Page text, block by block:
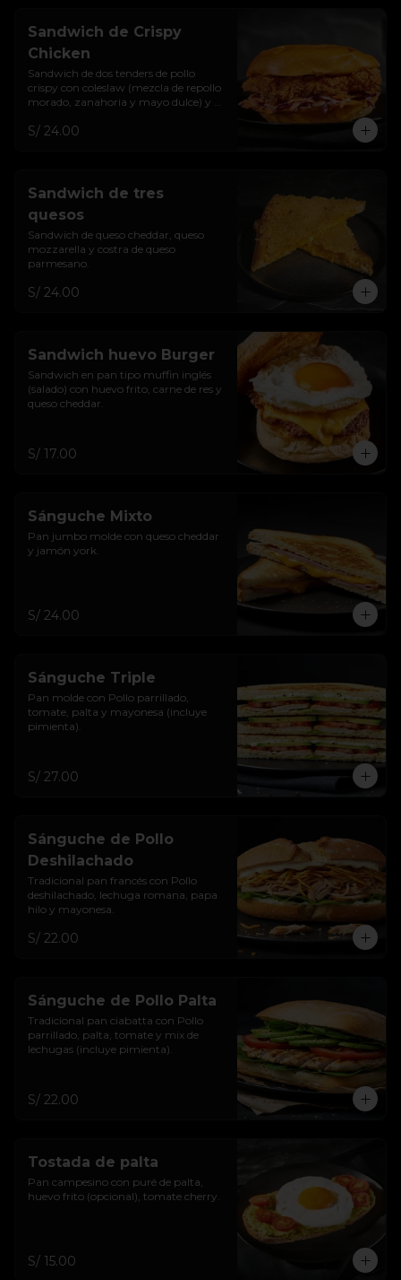
Sandwich de Crispy
Chicken
Sandwich de dos tenders de pollo
crispy con coleslaw (mezcla de repollo
morado, zanahoria y mayo dulce) y
S/ 24.00
Sandwich de tres
quesos
Sandwich de queso cheddar, queso
mozzarella y costra de queso
parmesano.
S/ 24.00
Sandwich huevo Burger
Sandwich en pan tipo muffin inglés
(salado) con huevo frito, carne de res y
queso cheddar.
S/ 17.00
Sánguche Mixto
Pan jumbo molde con queso cheddar
y jamón york.
S/ 24.00
Sánguche Triple
Pan molde con Pollo parrillado,
tomate, palta y mayonesa (incluye
pimienta).
S/ 27.00
Sánguche de Pollo
Deshilachado
Tradicional pan francés con Pollo
deshilachado, lechuga romana, papa
hilo y mayonesa.
S/ 22.00
Sánguche de Pollo Palta
Tradicional pan ciabatta con Pollo
parrillado, palta, tomate y mix de
lechugas (incluye pimienta).
S/ 22.00
Tostada de palta
Pan campesino con puré de palta,
huevo frito (opcional), tomate cherry.
S/ 15.00